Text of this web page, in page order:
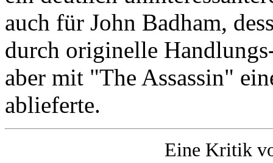
auch für John Badham,
durch originelle
aber mit "The Assassin"
ablieferte.
Eine Kritik